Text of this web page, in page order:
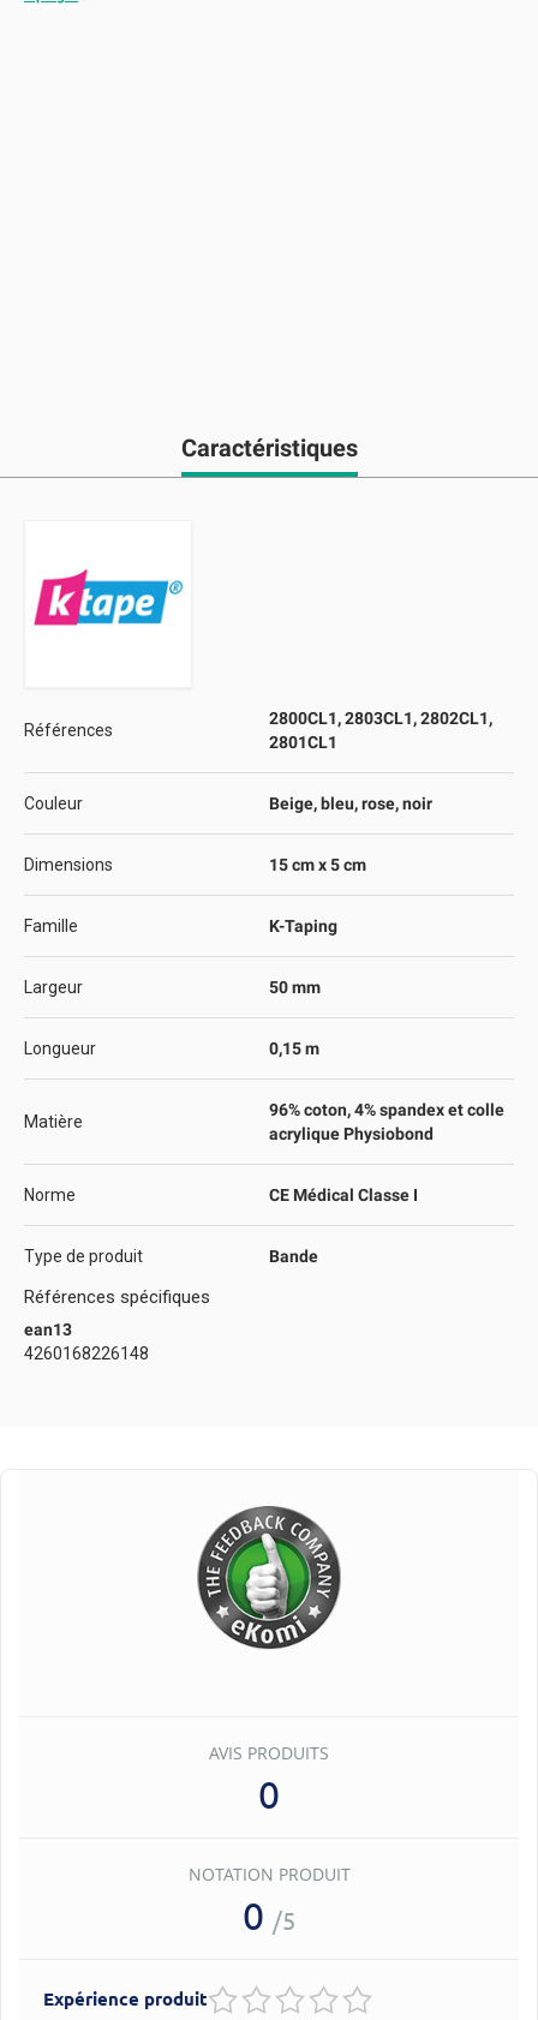
Caractéristiques
Références
2800CL1, 2803CL1, 2802CL1,
2801CL1
Couleur Beige, bleu, rose, noir
Dimensions 15 cm x 5 cm
Famille K-Taping
Largeur 50 mm
Longueur 0,15 m
Matière
96% coton, 4% spandex et colle
acrylique Physiobond
Norme CE Médical Classe I
Type de produit Bande
Références spécifiques
ean13
4260168226148
AVIS PRODUITS
0
NOTATION PRODUIT
0 /5
Expérience produit